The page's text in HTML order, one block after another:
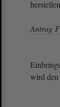
herstellen
Antrag
wird den